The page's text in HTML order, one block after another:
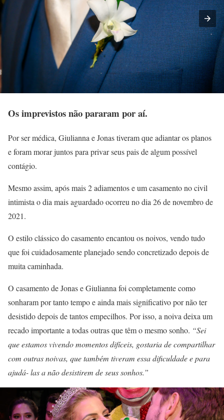
Os imprevistos não pararam por aí.
Por ser médica, Giulianna e Jonas tiveram que adiantar os planos
e foram morar juntos para privar seus pais de algum possível
contágio.
Mesmo assim, após mais 2 adiamentos e um casamento no civil
intimista o dia mais aguardado ocorreu no dia 26 de novembro de
2021.
O estilo clássico do casamento encantou os noivos, vendo tudo
que foi cuidadosamente planejado sendo concretizado depois de
muita caminhada.
O casamento de Jonas e Giulianna foi completamente como
sonharam por tanto tempo e ainda mais significativo por não ter
desistido depois de tantos empecilhos. Por isso, a noiva deixa um
recado importante a todas outras que têm o mesmo sonho. “Sei
que estamos vivendo momentos difíceis, gostaria de compartilhar
com outras noivas, que também tiveram essa dificuldade e para
ajudá- las a não desistirem de seus sonhos.”